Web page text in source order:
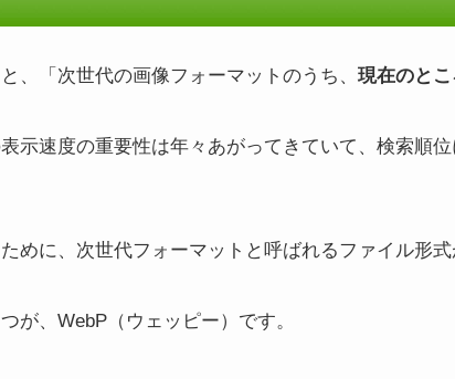
、「次世代の画像フォーマットのうち、 現在のとこ
示速度の重要性は年々あがってきていて、検索順
めに、次世代フォーマットと呼ばれるファイル形式
が、WebP（ウェッピー）です。